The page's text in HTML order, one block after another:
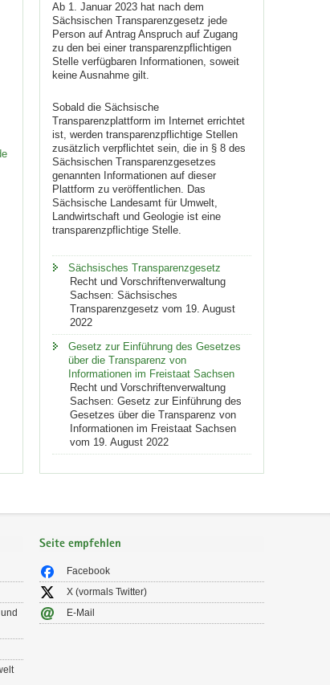
Ab 1. Januar 2023 hat nach dem
Sächsischen Transparenzgesetz jede
Person auf Antrag Anspruch auf Zugang
zu den bei einer transparenzpflichtigen
Stelle verfügbaren Informationen, soweit
keine Ausnahme gilt.
Sobald die Sächsische
Transparenzplattform im Internet errichtet
ist, werden transparenzpflichtige Stellen
zusätzlich verpflichtet sein, die in § 8 des
Sächsischen Transparenzgesetzes
genannten Informationen auf dieser
Plattform zu veröffentlichen. Das
Sächsische Landesamt für Umwelt,
Landwirtschaft und Geologie ist eine
transparenzpflichtige Stelle.
Sächsisches Transparenzgesetz
Recht und Vorschriftenverwaltung
Sachsen: Sächsisches
Transparenzgesetz vom 19. August
2022
Gesetz zur Einführung des Gesetzes
über die Transparenz von
Informationen im Freistaat Sachsen
Recht und Vorschriftenverwaltung
Sachsen: Gesetz zur Einführung des
Gesetzes über die Transparenz von
Informationen im Freistaat Sachsen
vom 19. August 2022
Seite empfehlen
Facebook
X (vormals Twitter)
E-Mail